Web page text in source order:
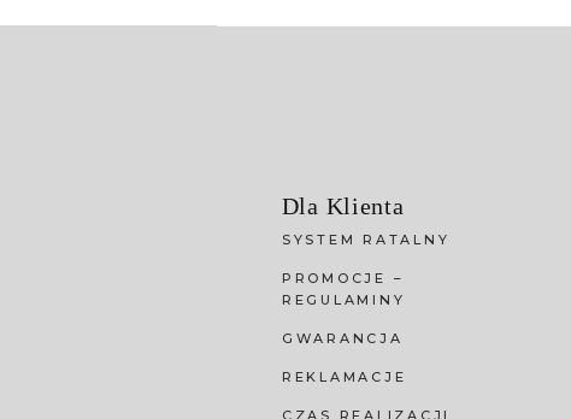
Dla Klienta
SYSTEM RATALNY
PROMOCJE –
REGULAMINY
GWARANCJA
REKLAMACJE
CZAS REALIZACJI,